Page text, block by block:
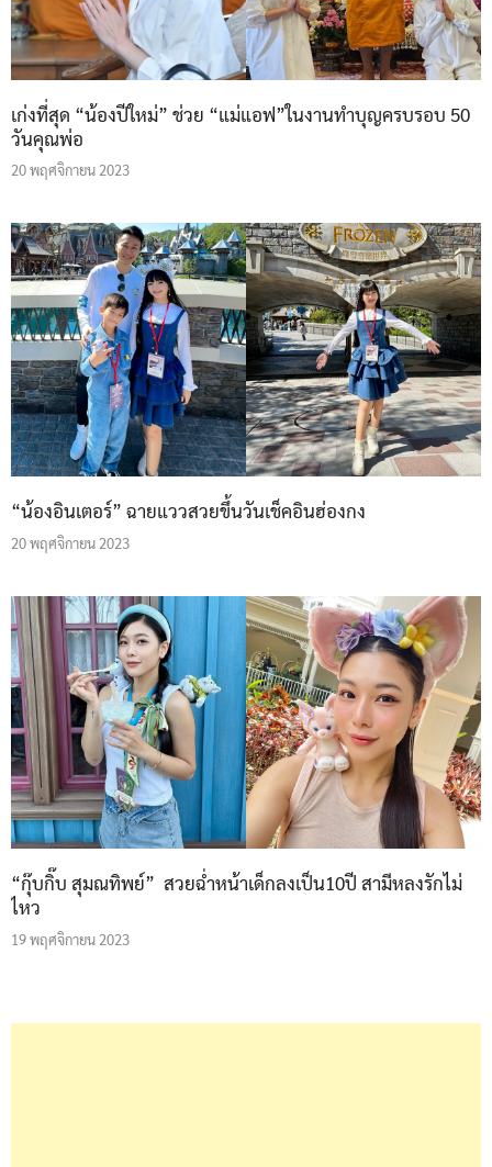
เก่งที่สุด “น้องปีใหม่” ช่วย “แม่แอฟ”ในงานทำบุญครบรอบ 50
วันคุณพ่อ
20 พฤศจิกายน 2023
“น้องอินเตอร์” ฉายแววสวยขึ้นวันเช็คอินฮ่องกง
20 พฤศจิกายน 2023
“กุ๊บกิ๊บ สุมณทิพย์” สวยฉ่ำหน้าเด็กลงเป็น10ปี สามีหลงรักไม่
ไหว
19 พฤศจิกายน 2023